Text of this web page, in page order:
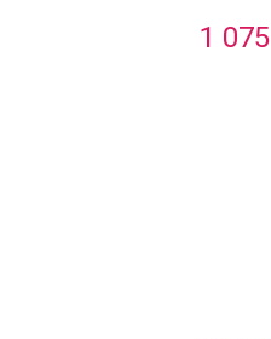
1 075